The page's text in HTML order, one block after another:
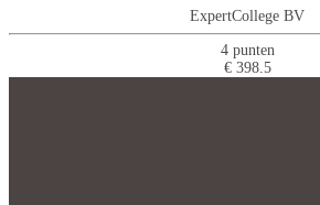
ExpertCollege BV
4 punten
€ 398.5